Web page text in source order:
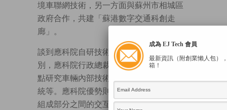
境車聯網技術，另一方面與蘇州市相城區
政府合作，共建「蘇港數字交通科創走
廊」。
談到應科院自研技術跟內地同類技術的分
別，應科院行政總裁葉成輝解釋，內地重
點研究車輛內部技術，例如AI自動駕駛系
統等。應科院優勢則是道路交通之中，各
組成部分之間的交互，這技術在內地廣受
成為 EJ Tech 會員
最新資訊（附創業懶人包）
箱！